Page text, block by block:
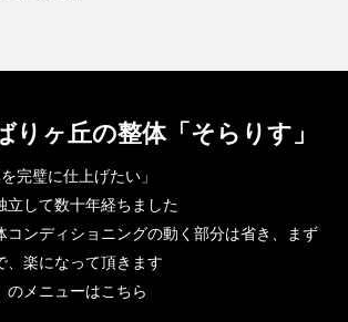
りヶ丘の整体「そらりす」
完璧に仕上げたい」
立して数十年経ちました
コンディショニングの動く部分は省き、まず
、楽になって頂きます
のメニューはこちら